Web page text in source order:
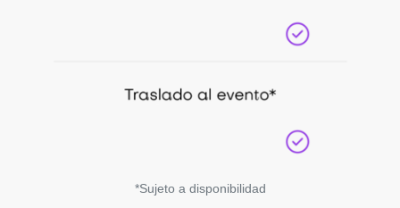
*Sujeto a disponibilidad